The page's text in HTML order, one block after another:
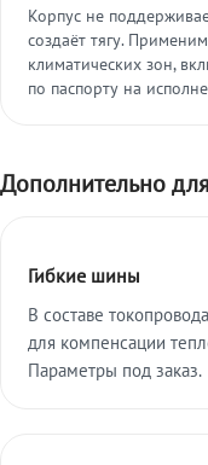
Корпус не
создаёт тягу.
климатических зон,
по паспорту на
Дополнительно
Гибкие шины
В составе
для компенсации
Параметры под заказ.